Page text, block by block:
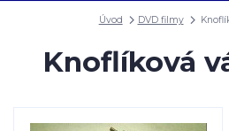
Úvod DVD filmy
Knoflíková